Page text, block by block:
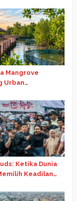
Mangrove
Urban
dan Tanggung
Ketika Dunia
Keadilan